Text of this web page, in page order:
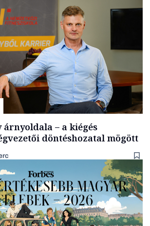
árnyoldala – a kiégés
döntéshozatal mögött